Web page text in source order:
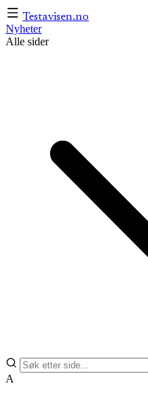
Testavisen.no
Nyheter
Alle sider
A